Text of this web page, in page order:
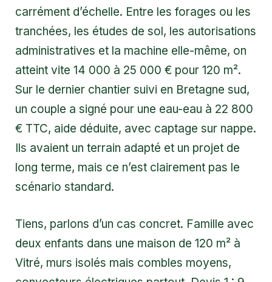
carrément d’échelle. Entre les forages ou les
tranchées, les études de sol, les autorisations
administratives et la machine elle-même, on
atteint vite 14 000 à 25 000 € pour 120 m².
Sur le dernier chantier suivi en Bretagne sud,
un couple a signé pour une eau-eau à 22 800
€ TTC, aide déduite, avec captage sur nappe.
Ils avaient un terrain adapté et un projet de
long terme, mais ce n’est clairement pas le
scénario standard.
Tiens, parlons d’un cas concret. Famille avec
deux enfants dans une maison de 120 m² à
Vitré, murs isolés mais combles moyens,